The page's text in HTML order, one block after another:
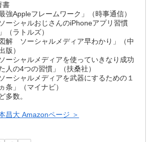
書
最強Appleフレームワーク」（時事通信）
ソーシャルおじさんのiPhoneアプリ習慣
（ラトルズ）
図解 ソーシャルメディア早わかり」（中
版）
ソーシャルメディアを使っていきなり成功
人の4つの習慣」（扶桑社）
ソーシャルメディアを武器にするための１
条」（マイナビ）
多数。
昌大 Amazonページ ＞